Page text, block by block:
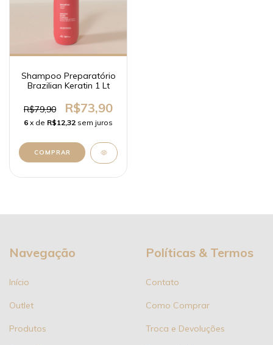
Shampoo Preparatório
Brazilian Keratin 1 Lt
R$79,90 R$73,90
6 x de R$12,32 sem juros
Navegação
Início
Outlet
Produtos
Políticas & Termos
Contato
Como Comprar
Troca e Devoluções